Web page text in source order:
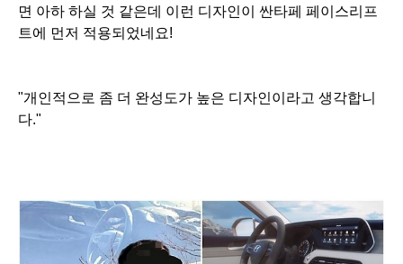
면 아하 하실 것 같은데 이런 디자인이 싼타페 페이스리프
트에 먼저 적용되었네요!
"개인적으로 좀 더 완성도가 높은 디자인이라고 생각합니
다."